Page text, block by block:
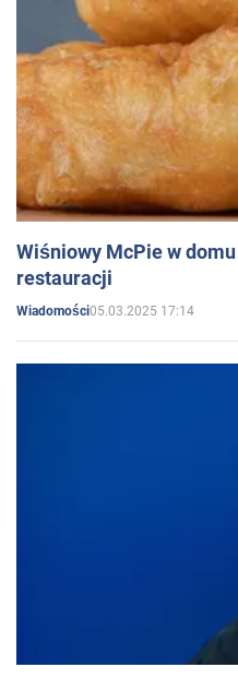
Wiśniowy McPie w
restauracji
Wiadomości05.03.2025 17:14